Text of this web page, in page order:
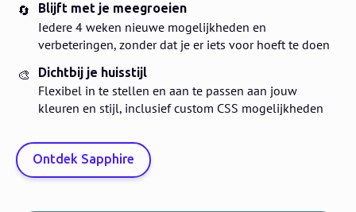
🔄
Blijft met je meegroeien
Iedere 4 weken nieuwe mogelijkheden en
verbeteringen, zonder dat je er iets voor hoeft te doen
🎨
Dichtbij je huisstijl
Flexibel in te stellen en aan te passen aan jouw
kleuren en stijl, inclusief custom CSS mogelijkheden
Ontdek Sapphire